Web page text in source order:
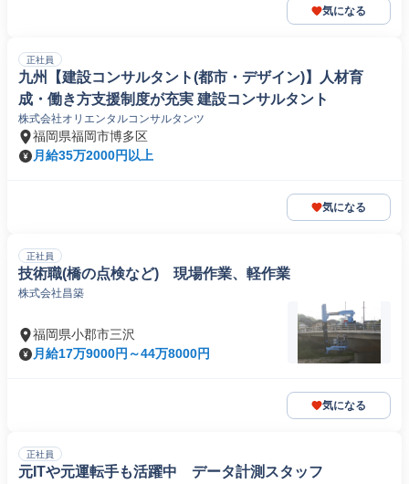
気になる
正社員
九州【建設コンサルタント(都市・デザイン)】人材育
成・働き方支援制度が充実 建設コンサルタント
株式会社オリエンタルコンサルタンツ
福岡県福岡市博多区
月給35万2000円以上
気になる
正社員
技術職(橋の点検など) 現場作業、軽作業
株式会社昌築
福岡県小郡市三沢
月給17万9000円～44万8000円
気になる
正社員
元ITや元運転手も活躍中 データ計測スタッフ